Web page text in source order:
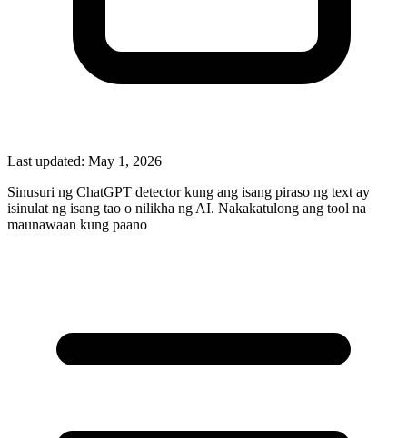
Last updated: May 1, 2026
Sinusuri ng ChatGPT detector kung ang isang piraso ng text ay
isinulat ng isang tao o nilikha ng AI. Nakakatulong ang tool na
maunawaan kung paano